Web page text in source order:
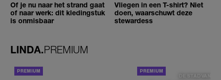
Of je nu naar het strand gaat
of naar werk: dit kledingstuk
is onmisbaar
Vliegen in een T-shirt? Niet
doen, waarschuwt deze
stewardess
LINDA.PREMIUM
DE STAD VAN